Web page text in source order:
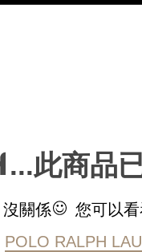
...此商品
沒關係
您可以
POLO RALPH